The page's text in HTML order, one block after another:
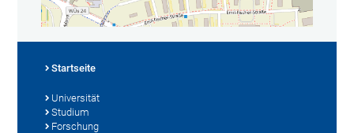
Startseite
Universität
Studium
Forschung